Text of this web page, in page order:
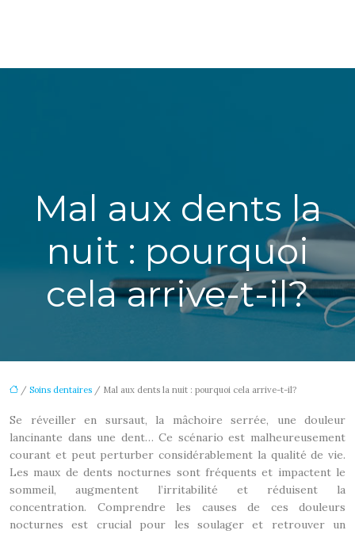
Mal aux dents la
nuit : pourquoi
cela arrive-t-il?
/ Soins dentaires / Mal aux dents la nuit : pourquoi cela arrive-t-il?
Se réveiller en sursaut, la mâchoire serrée, une douleur
lancinante dans une dent… Ce scénario est malheureusement
courant et peut perturber considérablement la qualité de vie.
Les maux de dents nocturnes sont fréquents et impactent le
sommeil, augmentent l’irritabilité et réduisent la
concentration. Comprendre les causes de ces douleurs
nocturnes est crucial pour les soulager et retrouver un